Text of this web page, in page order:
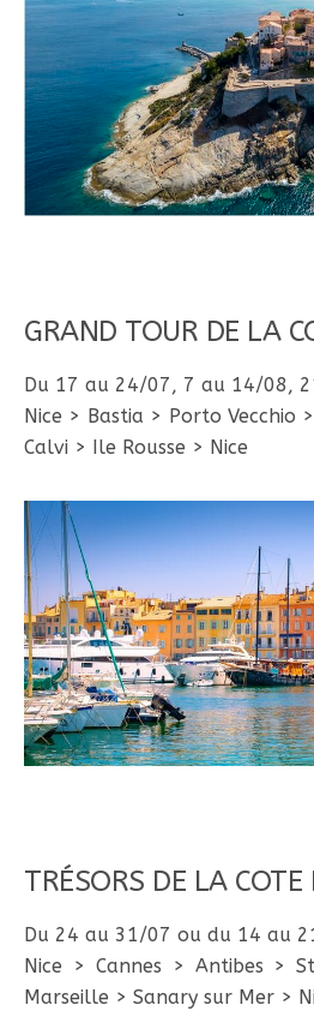
GRAND TOUR DE LA
Du 17 au 24/07, 7 au 14/08,
Nice > Bastia > Porto Vecchio
Calvi > Ile Rousse > Nice
TRÉSORS DE LA COTE
Du 24 au 31/07 ou du 14 au
Nice > Cannes > Antibes >
Marseille > Sanary sur Mer >